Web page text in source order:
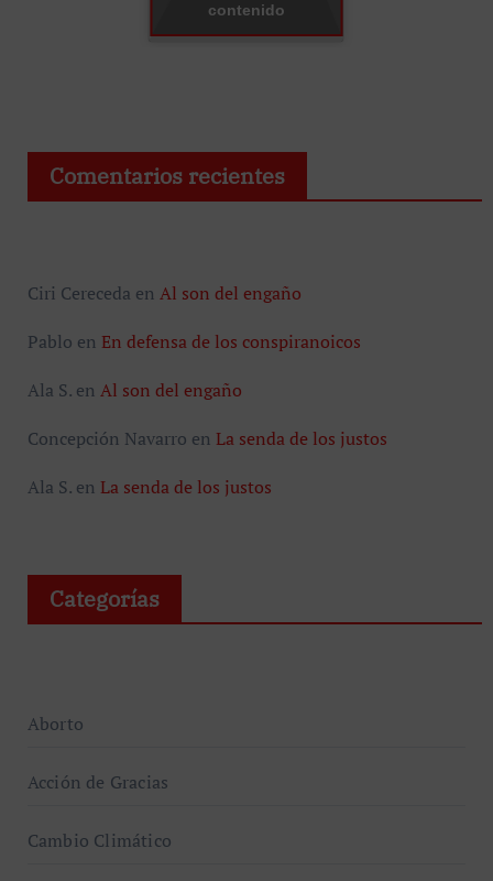
contenido
Comentarios recientes
Ciri Cereceda en Al son del engaño
Pablo en En defensa de los conspiranoicos
Ala S.en Al son del engaño
Concepción Navarro en La senda de los justos
Ala S.en La senda de los justos
Categorías
Aborto
Acción de Gracias
Cambio Climático